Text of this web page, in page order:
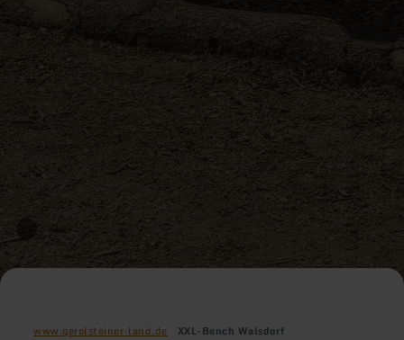
www.gerolsteiner-land.de XXL-Bench Walsdorf